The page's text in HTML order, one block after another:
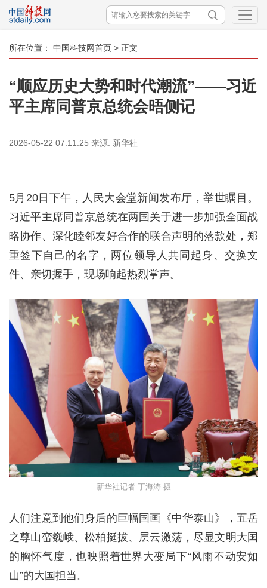
所在位置： 中国科技网首页 > 正文
“顺应历史大势和时代潮流”——习近
平主席同普京总统会晤侧记
2026-05-22 07:11:25 来源: 新华社
5月20日下午，人民大会堂新闻发布厅，举世瞩目。
习近平主席同普京总统在两国关于进一步加强全面战
略协作、深化睦邻友好合作的联合声明的落款处，郑
重签下自己的名字，两位领导人共同起身、交换文
件、亲切握手，现场响起热烈掌声。
新华社记者 丁海涛 摄
人们注意到他们身后的巨幅国画《中华泰山》，五岳
之尊山峦巍峨、松柏挺拔、层云激荡，尽显文明大国
的胸怀气度，也映照着世界大变局下“风雨不动安如
山”的大国担当。